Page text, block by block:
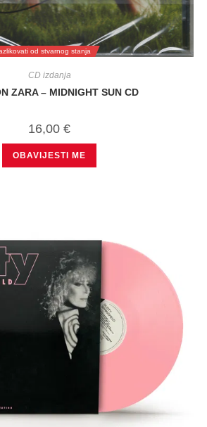
od stvarnog stanja
CD izdanja
ZARA – MIDNIGHT SUN CD
16,00 €
OBAVIJESTI ME